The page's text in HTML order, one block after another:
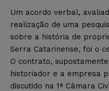
Um acordo verbal,
realização de uma
sobre a história de
Serra Catarinense, foi o
O contrato,
historiador e a empresa
discutido na 1ª Câmara